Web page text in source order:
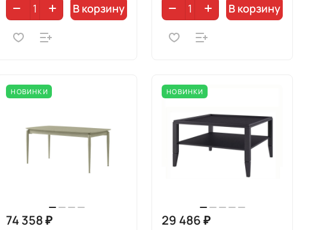
В корзину В корзину
НОВИНКИ
74 358 ₽
НОВИНКИ
29 486 ₽